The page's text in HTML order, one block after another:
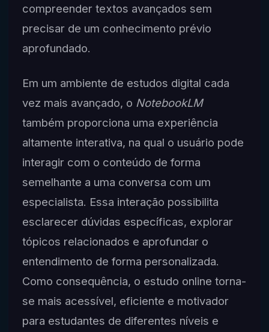
compreender textos avançados sem
precisar de um conhecimento prévio
aprofundado.
Em um ambiente de estudos digital cada
vez mais avançado, o NotebookLM
também proporciona uma experiência
altamente interativa, na qual o usuário pode
interagir com o conteúdo de forma
semelhante a uma conversa com um
especialista. Essa interação possibilita
esclarecer dúvidas específicas, explorar
tópicos relacionados e aprofundar o
entendimento de forma personalizada.
Como consequência, o estudo online torna-
se mais acessível, eficiente e motivador
para estudantes de diferentes níveis e